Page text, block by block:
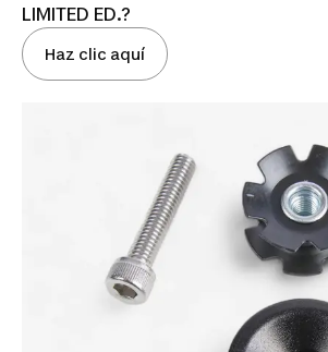
LIMITED ED.?
Haz clic aquí